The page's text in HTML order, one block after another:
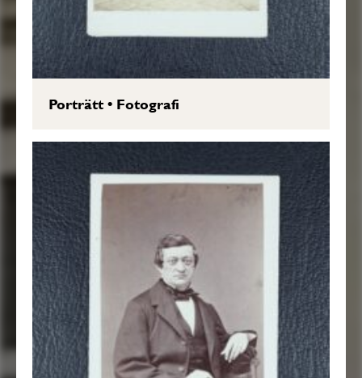
Porträtt• Fotografi